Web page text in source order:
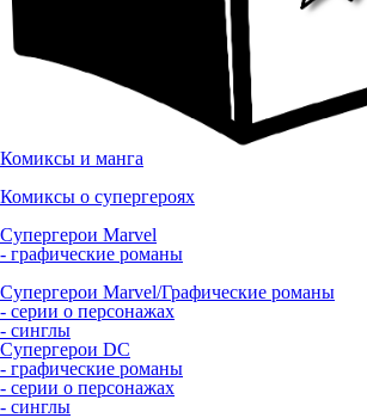
Комиксы и манга
Комиксы о супергероях
Супергерои Marvel
- графические романы
Супергерои Marvel/Графические романы
- серии о персонажах
- синглы
Супергерои DC
- графические романы
- серии о персонажах
- синглы